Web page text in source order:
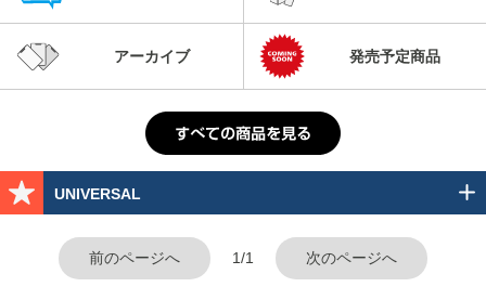
アーカイブ 発売予定商品
UNIVERSAL
前のページへ 1/1 次のページへ